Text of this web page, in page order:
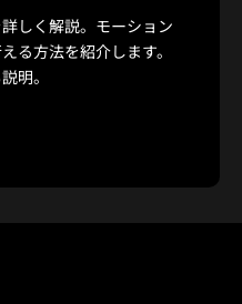
しく解説。モーション
る方法を紹介します。
明。